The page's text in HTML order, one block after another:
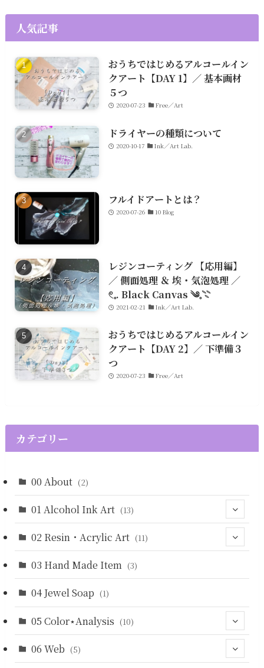
人気記事
おうちではじめるアルコールイン
クアート【DAY 1】／ 基本画材
５つ
2020-07-23 Free／Art
ドライヤーの種類について
2020-10-17 Ink／Art Lab.
フルイドアートとは？
2020-07-26 10 Blog
レジンコーティング 【応用編】
／ 側面処理 ＆ 埃・気泡処理 ／
𓏲𓈒. Black Canvas ༄𓈒𓇢
2021-02-21 Ink／Art Lab.
おうちではじめるアルコールイン
クアート【DAY 2】／ 下準備３
つ
2020-07-23 Free／Art
カテゴリー
00 About (2)
01 Alcohol Ink Art (13)
(4)
(5)
02 Resin・Acrylic Art (11)
(3)
03 Hand Made Item (3)
04 Jewel Soap (1)
05 Color⋆Analysis (10)
06 Web (5)